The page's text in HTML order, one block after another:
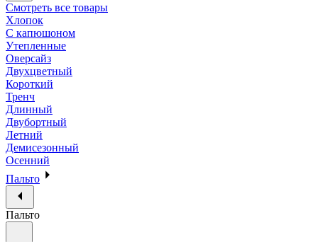
Смотреть все товары
Хлопок
С капюшоном
Утепленные
Оверсайз
Двухцветный
Короткий
Тренч
Длинный
Двубортный
Летний
Демисезонный
Осенний
Пальто
Пальто